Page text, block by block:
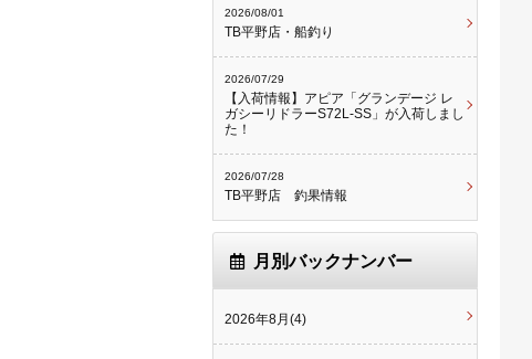
2026/08/01
TB平野店・船釣り
2026/07/29
【入荷情報】アピア「グランデージ レ
ガシーリドラーS72L-SS」が入荷しまし
た！
2026/07/28
TB平野店 釣果情報
月別バックナンバー
2026年8月(4)